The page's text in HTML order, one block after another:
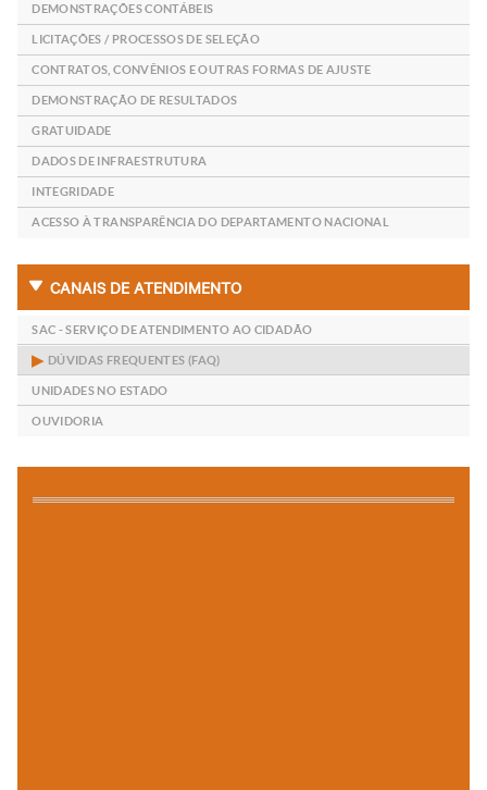
DEMONSTRAÇÕES CONTÁBEIS
LICITAÇÕES / PROCESSOS DE SELEÇÃO
CONTRATOS, CONVÊNIOS E OUTRAS FORMAS DE AJUSTE
DEMONSTRAÇÃO DE RESULTADOS
GRATUIDADE
DADOS DE INFRAESTRUTURA
INTEGRIDADE
ACESSO À TRANSPARÊNCIA DO DEPARTAMENTO NACIONAL
CANAIS DE ATENDIMENTO
SAC - SERVIÇO DE ATENDIMENTO AO CIDADÃO
DÚVIDAS FREQUENTES (FAQ)
UNIDADES NO ESTADO
OUVIDORIA